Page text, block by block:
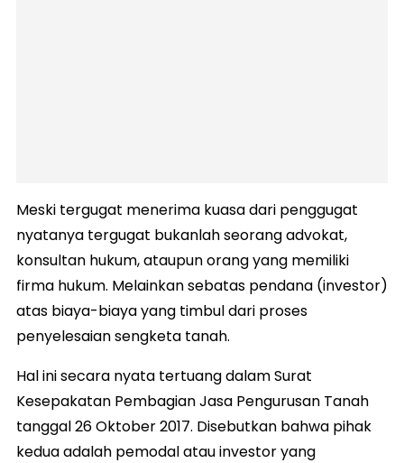
Meski tergugat menerima kuasa dari penggugat
nyatanya tergugat bukanlah seorang advokat,
konsultan hukum, ataupun orang yang memiliki
firma hukum. Melainkan sebatas pendana (investor)
atas biaya-biaya yang timbul dari proses
penyelesaian sengketa tanah.
Hal ini secara nyata tertuang dalam Surat
Kesepakatan Pembagian Jasa Pengurusan Tanah
tanggal 26 Oktober 2017. Disebutkan bahwa pihak
kedua adalah pemodal atau investor yang